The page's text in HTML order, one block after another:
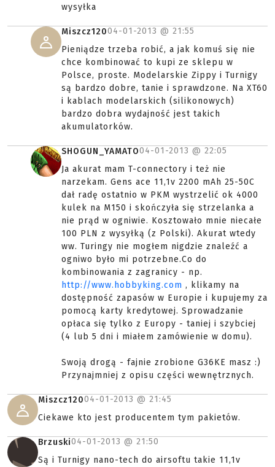
wysyłka
Miszcz12004-01-2013 @ 21:55
Pieniądze trzeba robić, a jak komuś się nie
chce kombinować to kupi ze sklepu w
Polsce, proste. Modelarskie Zippy i Turnigy
są bardzo dobre, tanie i sprawdzone. Na XT60
i kablach modelarskich (silikonowych)
bardzo dobra wydajność jest takich
akumulatorków.
SHOGUN_YAMATO04-01-2013 @ 22:05
Ja akurat mam T-connectory i też nie
narzekam. Gens ace 11,1v 2200 mAh 25-50C
dał radę ostatnio w PKM wystrzelić ok 4000
kulek na M150 i skończyła się strzelanka a
nie prąd w ogniwie. Kosztowało mnie niecałe
100 PLN z wysyłką (z Polski). Akurat wtedy
ww. Turingy nie mogłem nigdzie znaleźć a
ogniwo było mi potrzebne.Co do
kombinowania z zagranicy - np.
http://www.hobbyking.com , klikamy na
dostępność zapasów w Europie i kupujemy za
pomocą karty kredytowej. Sprowadzanie
opłaca się tylko z Europy - taniej i szybciej
(4 lub 5 dni i miałem zamówienie w domu).
Swoją drogą - fajnie zrobione G36KE masz :)
Przynajmniej z opisu części wewnętrznych.
Miszcz12004-01-2013 @ 21:45
Ciekawe kto jest producentem tym pakietów.
Brzuski04-01-2013 @ 21:50
Są i Turnigy nano-tech do airsoftu takie 11,1v